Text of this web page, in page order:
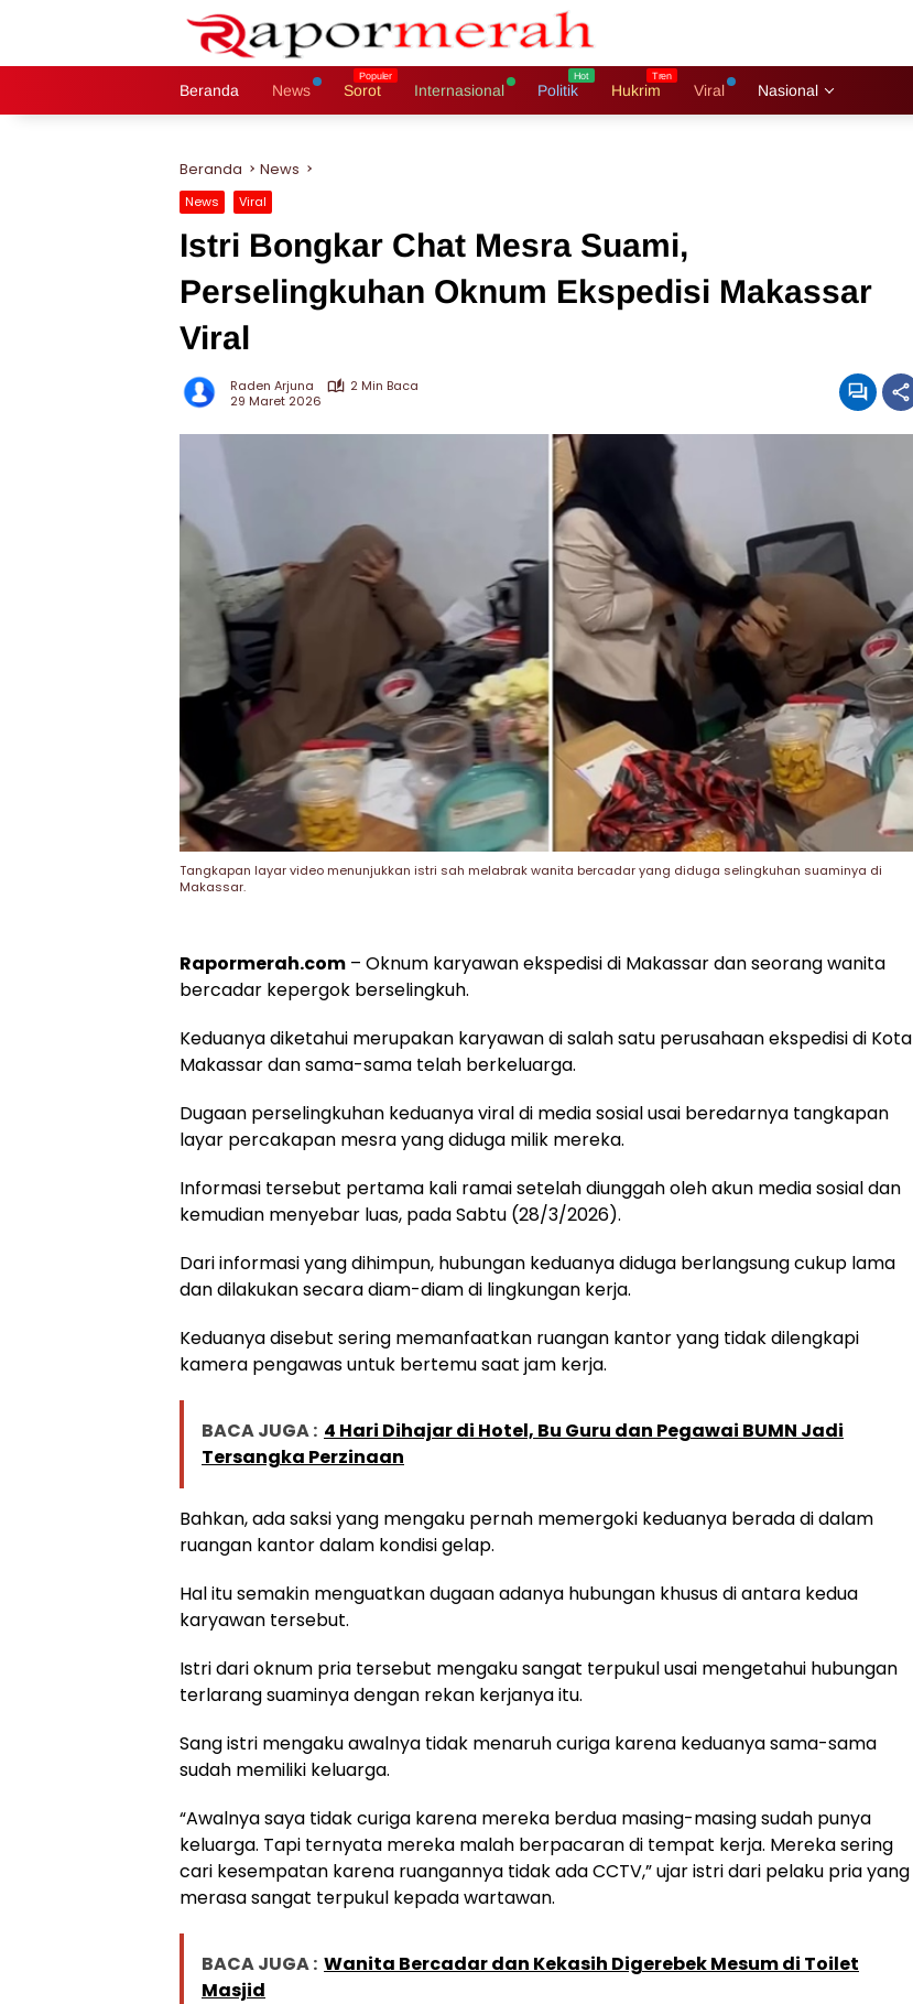
Beranda News Sorot Internasional Politik Hukrim Viral Nasional
Beranda News
News Viral
Istri Bongkar Chat Mesra Suami,
Perselingkuhan Oknum Ekspedisi Makassar
Viral
Raden Arjuna
2 Min Baca
29 Maret 2026
Tangkapan layar video menunjukkan istri sah melabrak wanita bercadar yang diduga selingkuhan suaminya di
Makassar.
Rapormerah.com – Oknum karyawan ekspedisi di Makassar dan seorang wanita
bercadar kepergok berselingkuh.
Keduanya diketahui merupakan karyawan di salah satu perusahaan ekspedisi di Kota
Makassar dan sama-sama telah berkeluarga.
Dugaan perselingkuhan keduanya viral di media sosial usai beredarnya tangkapan
layar percakapan mesra yang diduga milik mereka.
Informasi tersebut pertama kali ramai setelah diunggah oleh akun media sosial dan
kemudian menyebar luas, pada Sabtu (28/3/2026).
Dari informasi yang dihimpun, hubungan keduanya diduga berlangsung cukup lama
dan dilakukan secara diam-diam di lingkungan kerja.
Keduanya disebut sering memanfaatkan ruangan kantor yang tidak dilengkapi
kamera pengawas untuk bertemu saat jam kerja.
BACA JUGA : 4 Hari Dihajar di Hotel, Bu Guru dan Pegawai BUMN Jadi
Tersangka Perzinaan
Bahkan, ada saksi yang mengaku pernah memergoki keduanya berada di dalam
ruangan kantor dalam kondisi gelap.
Hal itu semakin menguatkan dugaan adanya hubungan khusus di antara kedua
karyawan tersebut.
Istri dari oknum pria tersebut mengaku sangat terpukul usai mengetahui hubungan
terlarang suaminya dengan rekan kerjanya itu.
Sang istri mengaku awalnya tidak menaruh curiga karena keduanya sama-sama
sudah memiliki keluarga.
“Awalnya saya tidak curiga karena mereka berdua masing-masing sudah punya
keluarga. Tapi ternyata mereka malah berpacaran di tempat kerja. Mereka sering
cari kesempatan karena ruangannya tidak ada CCTV,” ujar istri dari pelaku pria yang
merasa sangat terpukul kepada wartawan.
BACA JUGA : Wanita Bercadar dan Kekasih Digerebek Mesum di Toilet
Masjid